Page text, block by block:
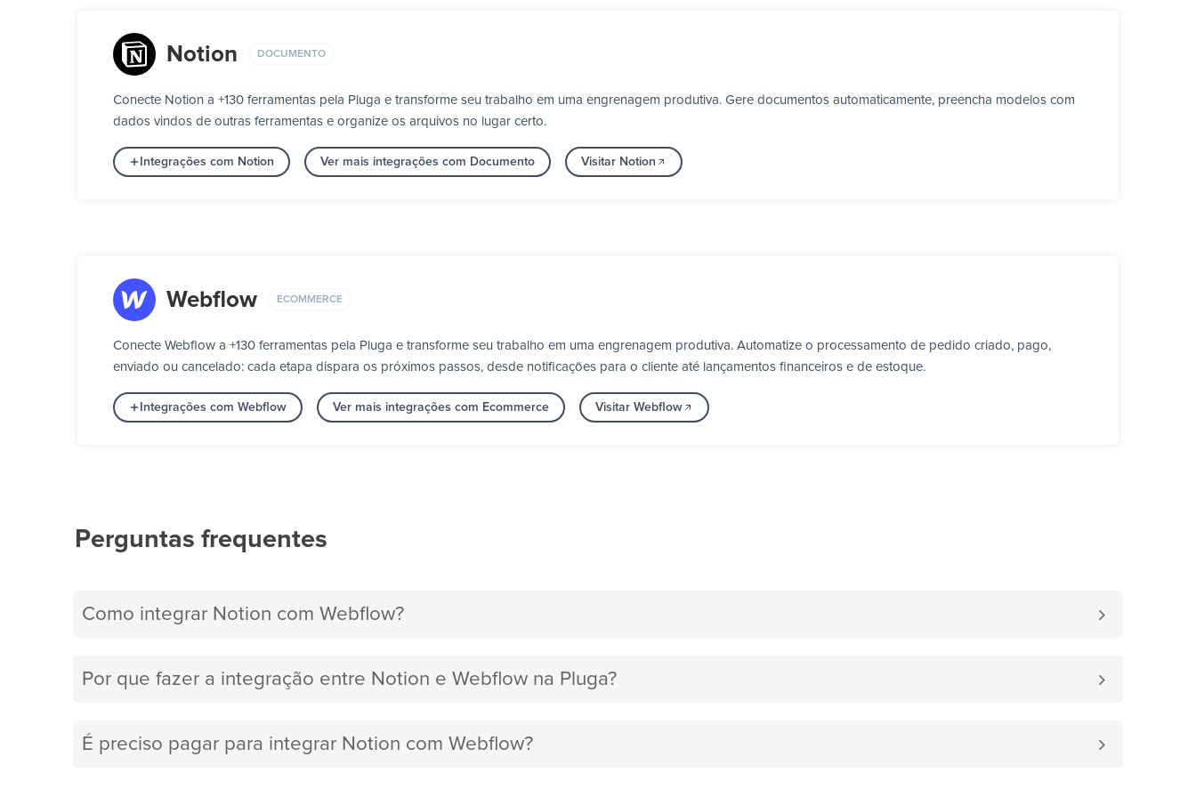
Notion DOCUMENTO
Conecte Notion a +130 ferramentas pela Pluga e transforme seu trabalho em uma engrenagem produtiva. Gere documentos automaticamente, preencha modelos com
dados vindos de outras ferramentas e organize os arquivos no lugar certo.
Integrações com Notion Ver mais integrações com Documento Visitar Notion
Webflow ECOMMERCE
Conecte Webflow a +130 ferramentas pela Pluga e transforme seu trabalho em uma engrenagem produtiva. Automatize o processamento de pedido criado, pago,
enviado ou cancelado: cada etapa dispara os próximos passos, desde notificações para o cliente até lançamentos financeiros e de estoque.
Integrações com Webflow Ver mais integrações com Ecommerce Visitar Webflow
Perguntas frequentes
Como integrar Notion com Webflow?
Por que fazer a integração entre Notion e Webflow na Pluga?
É preciso pagar para integrar Notion com Webflow?